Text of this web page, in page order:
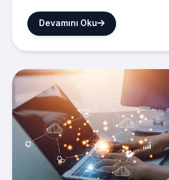
Devamını Oku